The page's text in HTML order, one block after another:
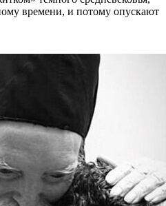
времени, и потому опускают